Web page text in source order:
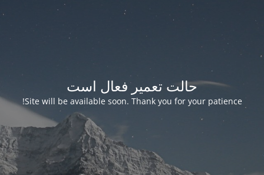
حالت تعمیر فعال است
Site will be available soon. Thank you for your patience!